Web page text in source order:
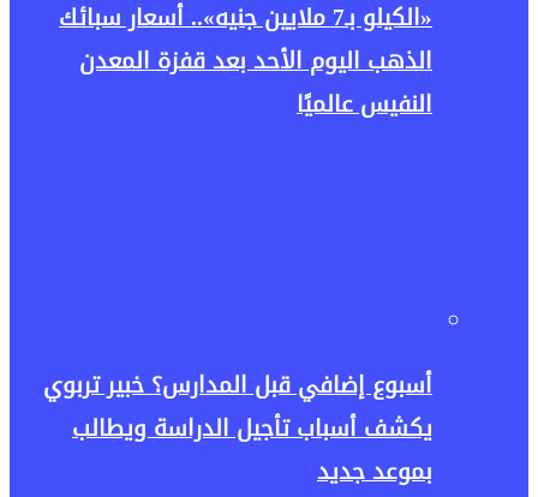
«الكيلو بـ7 ملايين جنيه».. أسعار سبائك
الذهب اليوم الأحد بعد قفزة المعدن
النفيس عالميًا
أسبوع إضافي قبل المدارس؟ خبير تربوي
يكشف أسباب تأجيل الدراسة ويطالب
بموعد جديد